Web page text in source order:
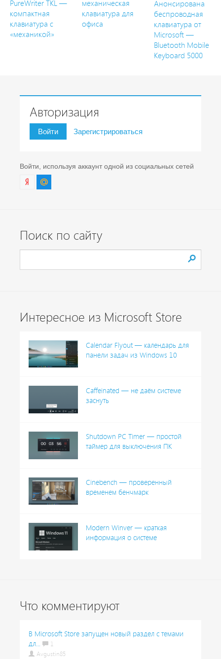
PureWriter TKL —
компактная
клавиатура с
«механикой»
механическая
клавиатура для
офиса
Анонсирована
беспроводная
клавиатура от
Microsoft —
Bluetooth Mobile
Keyboard 5000
Авторизация
Войти Зарегистрироваться
Войти, используя аккаунт одной из социальных сетей
Поиск по сайту
Интересное из Microsoft Store
Calendar Flyout — календарь для
панели задач из Windows 10
Caffeinated — не даём системе
заснуть
Shutdown PC Timer — простой
таймер для выключения ПК
Cinebench — проверенный
временем бенчмарк
Modern Winver — краткая
информация о системе
Что комментируют
В Microsoft Store запущен новый раздел с темами
дл...
1
Avgustin85